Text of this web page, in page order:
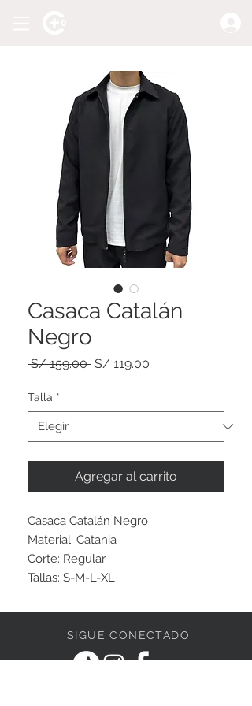
Casaca Catalán
Negro
S/ 159.00 Precio
S/ 119.00
Talla *
Agregar al carrito
Casaca Catalán Negro
Material: Catania
Corte: Regular
Tallas: S-M-L-XL
SIGUE CONECTADO